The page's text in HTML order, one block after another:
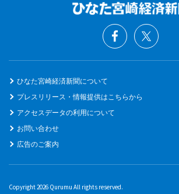
ひなた宮崎経済新聞について
プレスリリース・情報提供はこちらから
アクセスデータの利用について
お問い合わせ
広告のご案内
Copyright 2026 Qurumu All rights reserved.